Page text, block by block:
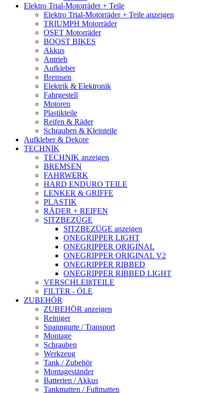
Elektro Trial-Motorräder + Teile
Elektro Trial-Motorräder + Teile anzeigen
TRIUMPH Motorräder
OSET Motorräder
BOOST BIKES
Akkus
Antrieb
Aufkleber
Bremsen
Elektrik & Elektronik
Fahrgestell
Motoren
Plastikteile
Reifen & Räder
Schrauben & Kleinteile
Aufkleber & Dekore
TECHNIK
TECHNIK anzeigen
BREMSEN
FAHRWERK
HARD ENDURO TEILE
LENKER & GRIFFE
PLASTIK
RÄDER + REIFEN
SITZBEZÜGE
SITZBEZÜGE anzeigen
ONEGRIPPER LIGHT
ONEGRIPPER ORIGINAL
ONEGRIPPER ORIGINAL V2
ONEGRIPPER RIBBED
ONEGRIPPER RIBBED LIGHT
VERSCHLEIßTEILE
FILTER - ÖLE
ZUBEHÖR
ZUBEHÖR anzeigen
Reiniger
Spanngurte / Transport
Montage
Schrauben
Werkzeug
Tank / Zubehör
Montageständer
Batterien / Akkus
Tankmatten / Fußmatten